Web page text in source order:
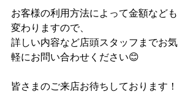
お客様の利用方法によって金額なども
変わりますので、
詳しい内容など店頭スタッフまでお気
軽にお問い合わせください😊
皆さまのご来店お待ちしております！